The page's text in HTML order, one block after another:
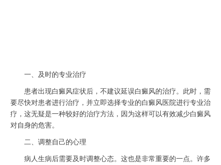
一、及时的专业治疗
患者出现白癜风症状后，不建议延误白癜风的治疗。此时，需
要尽快对患者进行治疗，并立即选择专业的白癜风医院进行专业治
疗，这无疑是一种较好的治疗方法，因为这样可以有效减少白癜风
对自身的危害。
二、调整自己的心理
病人生病后需要及时调整心态。这也是非常重要的一点。许多